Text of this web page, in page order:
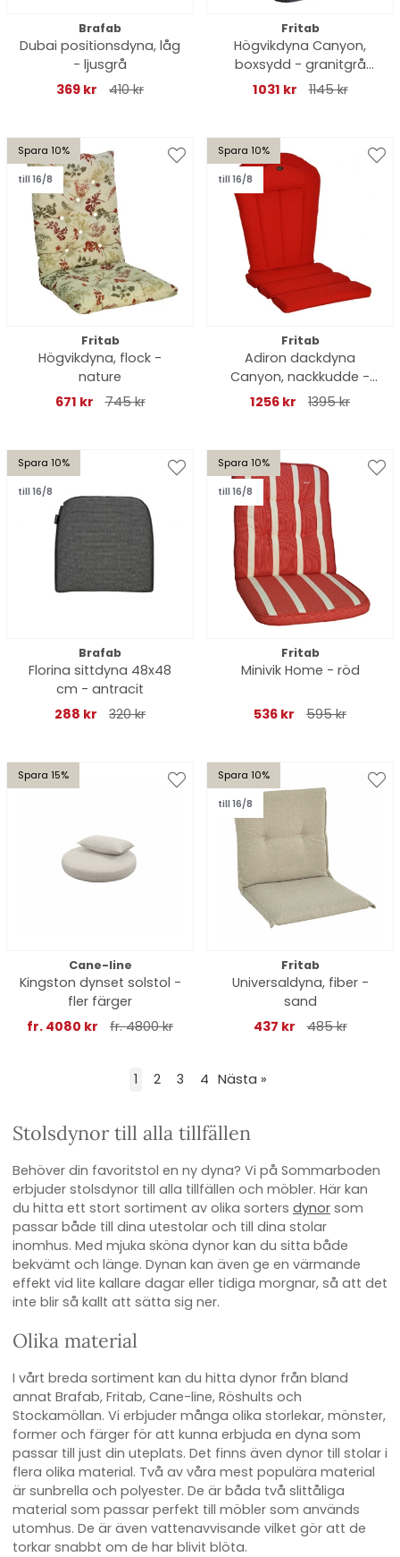
Brafab
Dubai positionsdyna, låg
- ljusgrå
369 kr
410 kr
Fritab
Högvikdyna Canyon,
boxsydd - granitgrå
struktur
1031 kr 1145 kr
Spara 10%
till 16/8
Fritab
Högvikdyna, flock -
nature
671 kr
745 kr
Spara 10%
till 16/8
Fritab
Adiron dackdyna
Canyon, nackkudde -
röd struktur
1256 kr 1395 kr
Spara 10%
till 16/8
Brafab
Florina sittdyna 48x48
cm - antracit
288 kr
320 kr
Spara 10%
till 16/8
Fritab
Minivik Home - röd
536 kr 595 kr
Spara 15%
Cane-line
Kingston dynset solstol -
fler färger
fr. 4080 kr
fr. 4800 kr
Spara 10%
till 16/8
Fritab
Universaldyna, fiber -
sand
437 kr
485 kr
1 2 3 4 Nästa »
Stolsdynor till alla tillfällen
Behöver din favoritstol en ny dyna? Vi på Sommarboden
erbjuder stolsdynor till alla tillfällen och möbler. Här kan
du hitta ett stort sortiment av olika sorters dynor som
passar både till dina utestolar och till dina stolar
inomhus. Med mjuka sköna dynor kan du sitta både
bekvämt och länge. Dynan kan även ge en värmande
effekt vid lite kallare dagar eller tidiga morgnar, så att det
inte blir så kallt att sätta sig ner.
Olika material
I vårt breda sortiment kan du hitta dynor från bland
annat Brafab, Fritab, Cane-line, Röshults och
Stockamöllan. Vi erbjuder många olika storlekar, mönster,
former och färger för att kunna erbjuda en dyna som
passar till just din uteplats. Det finns även dynor till stolar i
flera olika material. Två av våra mest populära material
är sunbrella och polyester. De är båda två slittåliga
material som passar perfekt till möbler som används
utomhus. De är även vattenavvisande vilket gör att de
torkar snabbt om de har blivit blöta.